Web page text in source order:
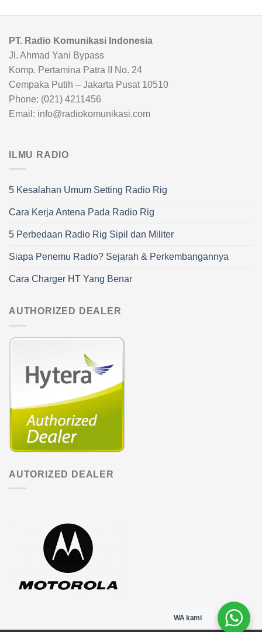
PT. Radio Komunikasi Indonesia
Jl. Ahmad Yani Bypass
Komp. Pertamina Patra II No. 24
Cempaka Putih – Jakarta Pusat 10510
Phone: (021) 4211456
Email: info@radiokomunikasi.com
ILMU RADIO
5 Kesalahan Umum Setting Radio Rig
Cara Kerja Antena Pada Radio Rig
5 Perbedaan Radio Rig Sipil dan Militer
Siapa Penemu Radio? Sejarah & Perkembangannya
Cara Charger HT Yang Benar
AUTHORIZED DEALER
AUTORIZED DEALER
WA kami